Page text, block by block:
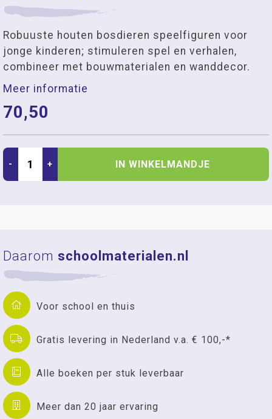
Robuuste houten bosdieren speelfiguren voor
jonge kinderen; stimuleren spel en verhalen,
combineer met bouwmaterialen en wanddecor.
Meer informatie
70,50
- + IN WINKELMANDJE
Daarom schoolmaterialen.nl
Voor school en thuis
Gratis levering in Nederland v.a. € 100,-*
Alle boeken per stuk leverbaar
Meer dan 20 jaar ervaring